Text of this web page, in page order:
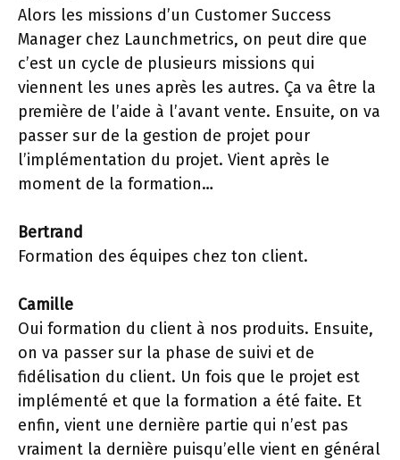
Alors les missions d’un Customer Success
Manager chez Launchmetrics, on peut dire que
c’est un cycle de plusieurs missions qui
viennent les unes après les autres. Ça va être la
première de l’aide à l’avant vente. Ensuite, on va
passer sur de la gestion de projet pour
l’implémentation du projet. Vient après le
moment de la formation…
Bertrand
Formation des équipes chez ton client.
Camille
Oui formation du client à nos produits. Ensuite,
on va passer sur la phase de suivi et de
fidélisation du client. Un fois que le projet est
implémenté et que la formation a été faite. Et
enfin, vient une dernière partie qui n’est pas
vraiment la dernière puisqu’elle vient en général